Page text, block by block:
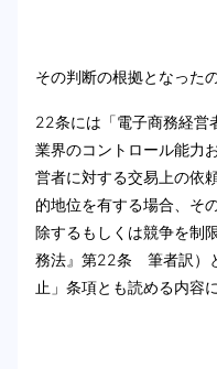
その判断の根拠となった
22条には「電子商務経営
業界のコントロール能力
営者に対する交易上の依
的地位を有する場合、そ
除するもしくは競争を制
務法』第22条 筆者訳）
止」条項とも読める内容